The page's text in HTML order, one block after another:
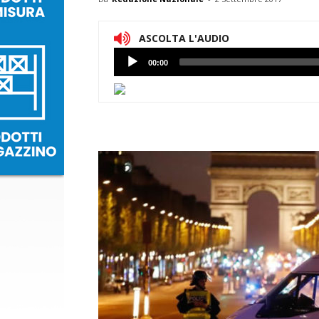
ASCOLTA L'AUDIO
Lettore
Audio
00:00